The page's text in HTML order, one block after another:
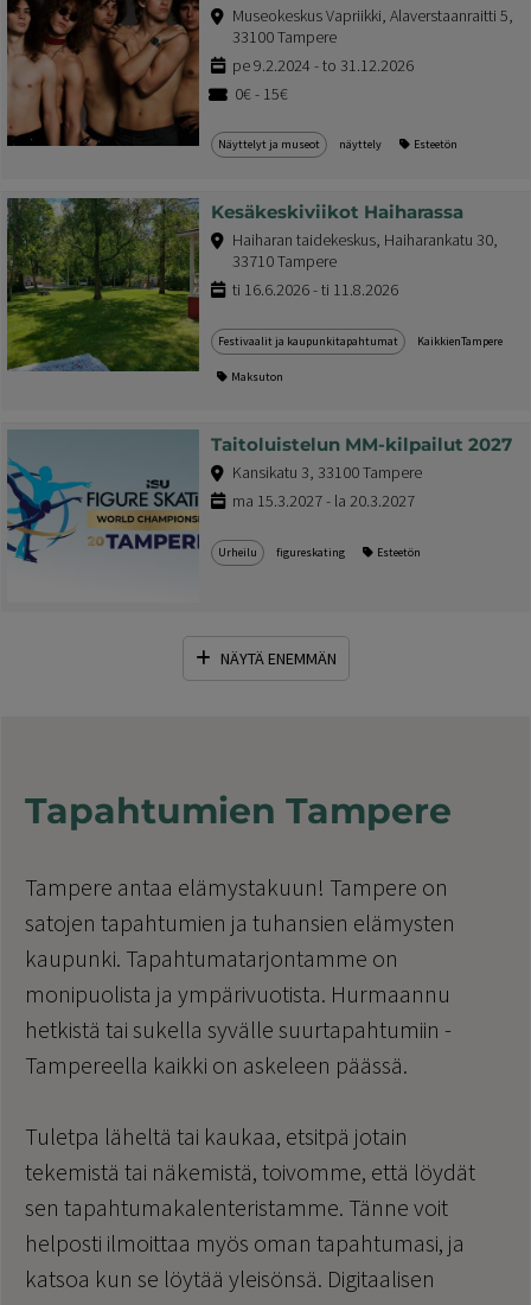
Museokeskus Vapriikki, Alaverstaanraitti 5,
33100 Tampere
pe 9.2.2024 - to 31.12.2026
0€ - 15€
Näyttelyt ja museot näyttely Esteetön
Kesäkeskiviikot Haiharassa
Haiharan taidekeskus, Haiharankatu 30,
33710 Tampere
ti 16.6.2026 - ti 11.8.2026
Festivaalit ja kaupunkitapahtumat KaikkienTampere
Maksuton
Taitoluistelun MM-kilpailut 2027
Kansikatu 3, 33100 Tampere
ma 15.3.2027 - la 20.3.2027
Urheilu figureskating Esteetön
NÄYTÄ ENEMMÄN
Tapahtumien Tampere
Tampere antaa elämystakuun! Tampere on
satojen tapahtumien ja tuhansien elämysten
kaupunki. Tapahtumatarjontamme on
monipuolista ja ympärivuotista. Hurmaannu
hetkistä tai sukella syvälle suurtapahtumiin -
Tampereella kaikki on askeleen päässä.
Tuletpa läheltä tai kaukaa, etsitpä jotain
tekemistä tai näkemistä, toivomme, että löydät
sen tapahtumakalenteristamme. Tänne voit
helposti ilmoittaa myös oman tapahtumasi, ja
katsoa kun se löytää yleisönsä. Digitaalisen